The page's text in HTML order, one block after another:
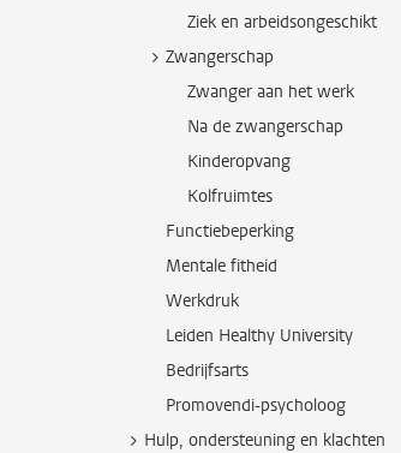
Ziek en arbeidsongeschikt
Zwangerschap
Zwanger aan het werk
Na de zwangerschap
Kinderopvang
Kolfruimtes
Functiebeperking
Mentale fitheid
Werkdruk
Leiden Healthy University
Bedrijfsarts
Promovendi-psycholoog
Hulp, ondersteuning en klachten